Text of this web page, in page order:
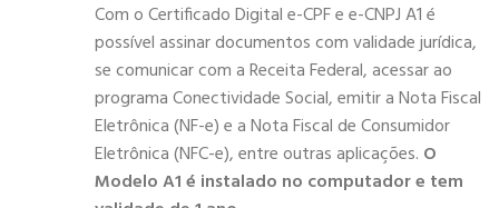
Com o Certificado Digital e-CPF e e-CNPJ A1 é
possível assinar documentos com validade jurídica,
se comunicar com a Receita Federal, acessar ao
programa Conectividade Social, emitir a Nota Fiscal
Eletrônica (NF-e) e a Nota Fiscal de Consumidor
Eletrônica (NFC-e), entre outras aplicações. O
Modelo A1 é instalado no computador e tem